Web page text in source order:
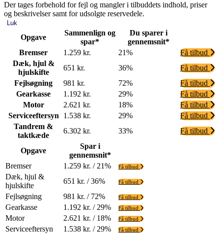
Der tages forbehold for fejl og mangler i tilbuddets indhold, priser
og beskrivelser samt for udsolgte reservedele.
Luk
Opgave
Sammenlign og
spar*
Du sparer i
gennemsnit*
Bremser
1.259 kr. 21%
Få tilbud
Dæk, hjul &
hjulskifte
651 kr. 36%
Få tilbud
Fejlsøgning
981 kr. 72%
Få tilbud
Gearkasse
1.192 kr. 29%
Få tilbud
Motor
2.621 kr. 18%
Få tilbud
Serviceeftersyn
1.538 kr. 29%
Få tilbud
Tandrem &
taktkæde
6.302 kr. 33% Få tilbud
Opgave
Spar i
gennemsnit*
Bremser
1.259 kr. / 21% Få tilbud
Dæk, hjul &
hjulskifte
651 kr. / 36% Få tilbud
Fejlsøgning 981 kr. / 72% Få tilbud
Gearkasse 1.192 kr. / 29% Få tilbud
Motor 2.621 kr. / 18% Få tilbud
Serviceeftersyn 1.538 kr. / 29% Få tilbud